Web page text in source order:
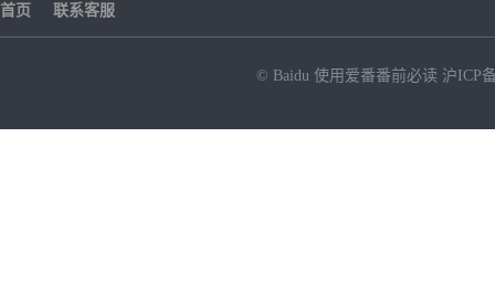
首页 联系客服
© Baidu 使用爱番番前必读 沪ICP